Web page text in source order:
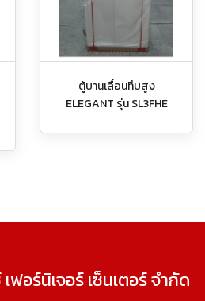
ตู้บานเลื่อนทึบสูง
ELEGANT รุ่น SL3FHE
อร์นิเจอร์ เซ็นเตอร์ จำกัด